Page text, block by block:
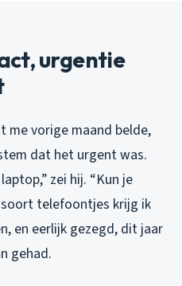
urgentie
me vorige maand belde,
dat het urgent was.
zei hij. “Kun je
soort telefoontjes krijg ik
en eerlijk gezegd, dit jaar
gehad.